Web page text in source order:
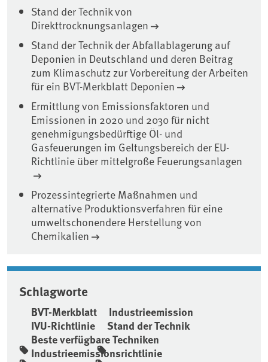
Stand der Technik von
Direkttrocknungsanlagen
Stand der Technik der Abfallablagerung auf
Deponien in Deutschland und deren Beitrag
zum Klimaschutz zur Vorbereitung der Arbeiten
für ein BVT-Merkblatt Deponien
Ermittlung von Emissionsfaktoren und
Emissionen in 2020 und 2030 für nicht
genehmigungsbedürftige Öl- und
Gasfeuerungen im Geltungsbereich der EU-
Richtlinie über mittelgroße Feuerungsanlagen
Prozessintegrierte Maßnahmen und
alternative Produktionsverfahren für eine
umweltschonendere Herstellung von
Chemikalien
Schlagworte
BVT-Merkblatt
Industrieemission
IVU-Richtlinie
Stand der Technik
Beste verfügbare Techniken
Industrieemissionsrichtlinie